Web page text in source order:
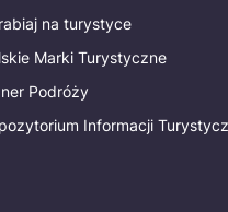
na turystyce
Marki Turystyczne
Podróży
Informacji